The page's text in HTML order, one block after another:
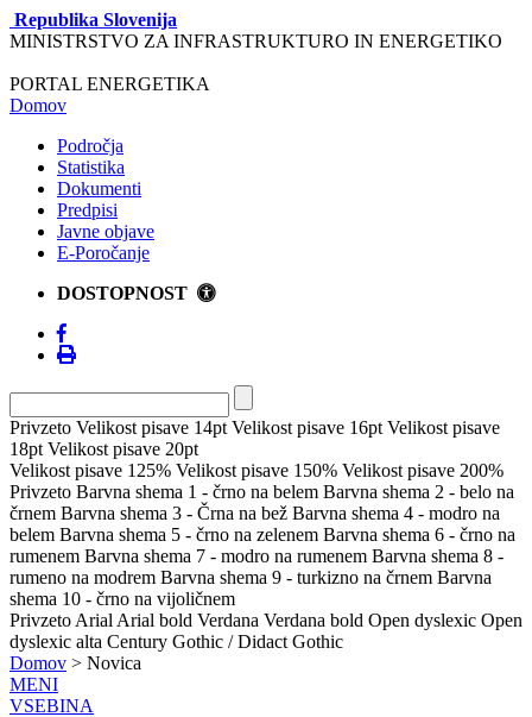
Republika Slovenija
MINISTRSTVO ZA INFRASTRUKTURO IN ENERGETIKO
PORTAL ENERGETIKA
Domov
Področja
Statistika
Dokumenti
Predpisi
Javne objave
E-Poročanje
DOSTOPNOST
Privzeto Velikost pisave 14pt Velikost pisave 16pt Velikost pisave
18pt Velikost pisave 20pt
Velikost pisave 125% Velikost pisave 150% Velikost pisave 200%
Privzeto Barvna shema 1 - črno na belem Barvna shema 2 - belo na
črnem Barvna shema 3 - Črna na bež Barvna shema 4 - modro na
belem Barvna shema 5 - črno na zelenem Barvna shema 6 - črno na
rumenem Barvna shema 7 - modro na rumenem Barvna shema 8 -
rumeno na modrem Barvna shema 9 - turkizno na črnem Barvna
shema 10 - črno na vijoličnem
Privzeto Arial Arial bold Verdana Verdana bold Open dyslexic Open
dyslexic alta Century Gothic / Didact Gothic
Domov > Novica
MENI
VSEBINA